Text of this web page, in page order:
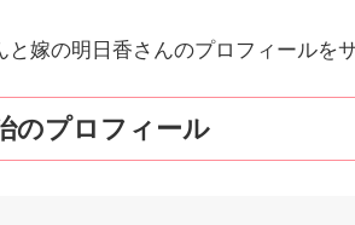
と嫁の明日香さんのプロフィールを
のプロフィール